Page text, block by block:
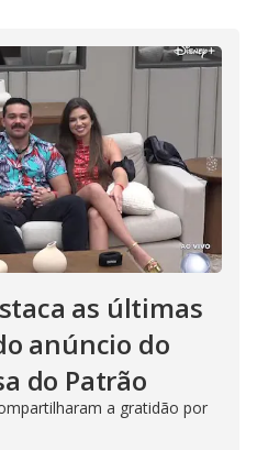
as últimas
anúncio do
do Patrão
a gratidão por